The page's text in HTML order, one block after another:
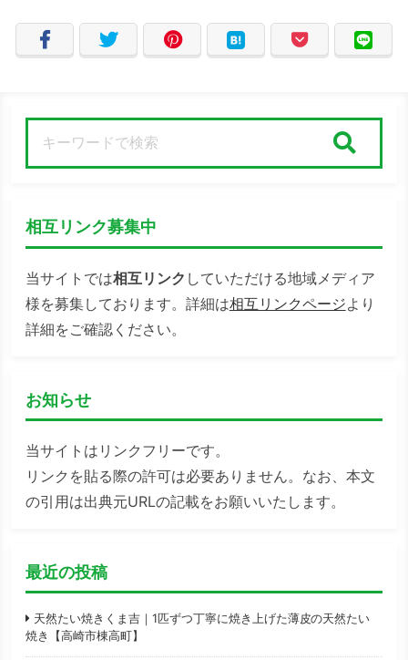
相互リンク募集中
当サイトでは相互リンク していただける地域メディア
様を募集しております。詳細は相互リンクページより
詳細をご確認ください。
お知らせ
当サイトはリンクフリーです。
リンクを貼る際の許可は必要ありません。なお、本文
の引用は出典元URLの記載をお願いいたします。
最近の投稿
天然たい焼きくま吉｜1匹ずつ丁寧に焼き上げた薄皮の天然たい
焼き【高崎市棟高町】